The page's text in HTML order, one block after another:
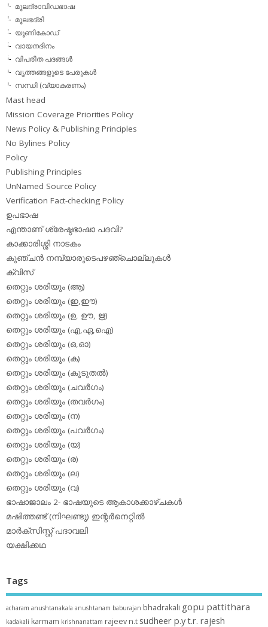
മൂലദ്രാവിഡഭാഷ
മൂലഭദ്രി
യൂണികോഡ്
വായനദിനം
വിപരീത പദങ്ങള്‍
വൃത്തങ്ങളുടെ പേരുകള്‍
സന്ധി (വ്യാകരണം)
Mast head
Mission Coverage Priorities Policy
News Policy & Publishing Principles
No Bylines Policy
Policy
Publishing Principles
UnNamed Source Policy
Verification Fact-checking Policy
ഉപഭാഷ
എന്താണ് ശ്രേഷ്ഠഭാഷാ പദവി?
കാക്കാരിശ്ശി നാടകം
കുഞ്ചന്‍ നമ്പ്യാരുടെപഴഞ്ചൊല്ലുകള്‍
ക്വിസ്
തെറ്റും ശരിയും (ആ)
തെറ്റും ശരിയും (ഇ,ഈ)
തെറ്റും ശരിയും (ഉ, ഊ, ഋ)
തെറ്റും ശരിയും (എ,ഏ,ഐ)
തെറ്റും ശരിയും (ഒ,ഓ)
തെറ്റും ശരിയും (ക)
തെറ്റും ശരിയും (കൂടുതല്‍)
തെറ്റും ശരിയും (ചവര്‍ഗം)
തെറ്റും ശരിയും (തവര്‍ഗം)
തെറ്റും ശരിയും (ന)
തെറ്റും ശരിയും (പവര്‍ഗം)
തെറ്റും ശരിയും (യ)
തെറ്റും ശരിയും (ര)
തെറ്റും ശരിയും (ല)
തെറ്റും ശരിയും (വ)
ഭാഷാജാലം 2- ഭാഷയുടെ ആകാശക്കാഴ്ചകള്‍
മഷിത്തണ്ട് (നിഘണ്ടു) ഇന്റര്‍നെറ്റില്‍
മാര്‍ക്‌സിസ്റ്റ് പദാവലി
യക്ഷിക്കഥ
Tags
acharam anushtanakala anushtanam baburajan bhadrakali gopu pattithara
kadakali karmam krishnanattam rajeev n.t sudheer p.yt.r. rajesh